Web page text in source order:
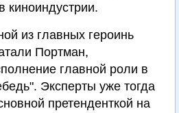
киноиндустрии.
из главных героинь
Портман,
главной роли в
Эксперты уже тогда
претенденткой на